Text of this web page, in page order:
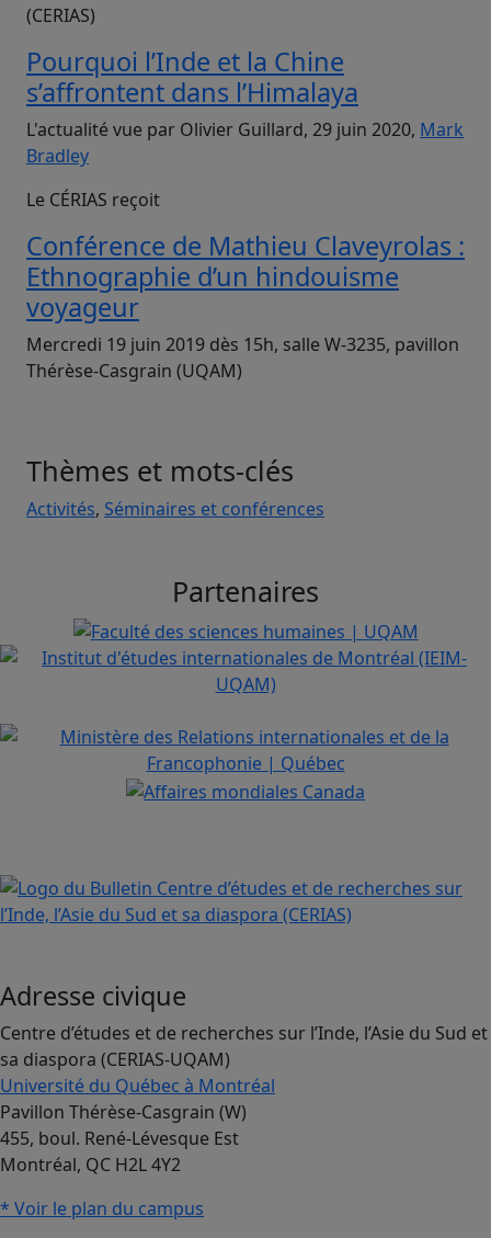
(CERIAS)
Pourquoi l’Inde et la Chine
s’affrontent dans l’Himalaya
L'actualité vue par Olivier Guillard, 29 juin 2020, Mark
Bradley
Le CÉRIAS reçoit
Conférence de Mathieu Claveyrolas :
Ethnographie d’un hindouisme
voyageur
Mercredi 19 juin 2019 dès 15h, salle W-3235, pavillon
Thérèse-Casgrain (UQAM)
Thèmes et mots-clés
Activités, Séminaires et conférences
Partenaires
Adresse civique
Centre d’études et de recherches sur l’Inde, l’Asie du Sud et
sa diaspora (CERIAS-UQAM)
Université du Québec à Montréal
Pavillon Thérèse-Casgrain (W)
455, boul. René-Lévesque Est
Montréal, QC H2L 4Y2
* Voir le plan du campus